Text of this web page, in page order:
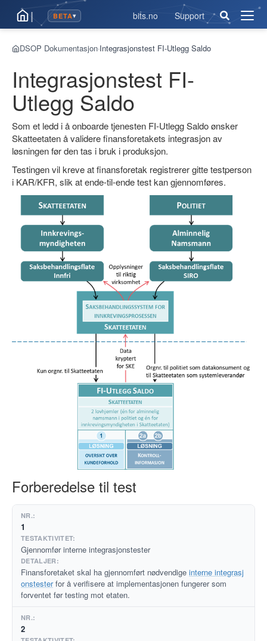
| BETA▾ bits.no Support
Åpne
DSOP Dokumentasjon›Integrasjonstest FI-Utlegg Saldo
Integrasjonstest FI-
Utlegg Saldo
Som et ledd i å onboarde tjenesten FI-Utlegg Saldo ønsker
Skatteetaten å validere finansforetakets integrasjon av
løsningen før den tas i bruk i produksjon.
Testingen vil kreve at finansforetak registrerer gitte testperson
i KAR/KFR, slik at ende-til-ende test kan gjennomføres.
Forberedelse til test
1
Gjennomfør interne integrasjonstester
Finansforetaket skal ha gjennomført nødvendige interne integrasj
onstesterfor å verifisere at implementasjonen fungerer som
forventet før testing mot etaten.
2